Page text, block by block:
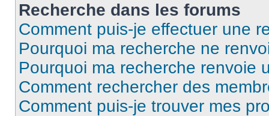
Recherche dans les forums
Comment puis-je effectuer une
Pourquoi ma recherche ne
Pourquoi ma recherche renvoie
Comment rechercher des
Comment puis-je trouver mes